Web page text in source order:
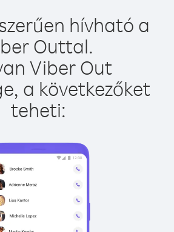
hívható a
Outtal.
Viber Out
a következőket
teheti: